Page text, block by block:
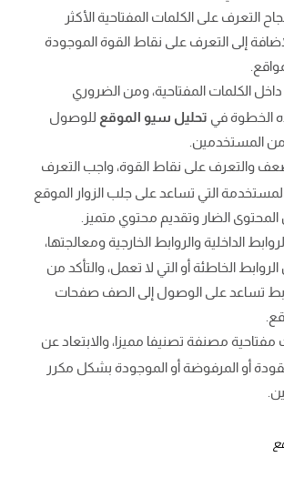
التعرف على الكلمات المفتاحية الأكثر
إلى التعرف على نقاط القوة الموجودة
الكلمات المفتاحية، ومن الضروري
الخطوة في تحليل سيو الموقع للوصول
من المستخدمين.
والتعرف على نقاط القوة، واجب التعرف
التي تساعد على جلب الزوار الموقع
الضار وتقديم محتوي متميز.
الداخلية والروابط الخارجية ومعالجتها،
الخاطئة أو التي لا تعمل، والتأكد من
تساعد على الوصول إلى الصف صفحات
مصنفة تصنيفا مميزا، والابتعاد عن
أو المرفوضة أو الموجودة بشكل مكرر